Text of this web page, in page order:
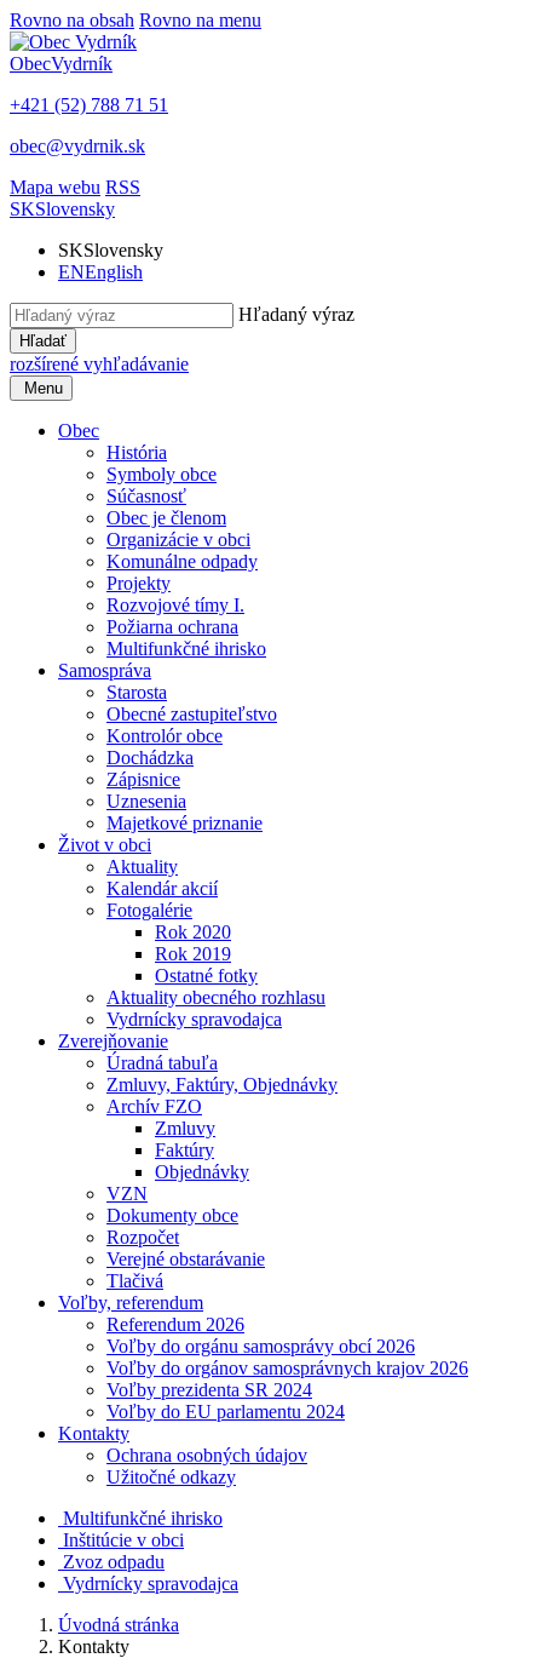
Rovno na obsah Rovno na menu
ObecVydrník
+421 (52) 788 71 51
obec@vydrnik.sk
Mapa webu RSS
SKSlovensky
SKSlovensky
ENEnglish
Hľadaný výraz
Hľadať
rozšírené vyhľadávanie
Menu
Obec
História
Symboly obce
Súčasnosť
Obec je členom
Organizácie v obci
Komunálne odpady
Projekty
Rozvojové tímy I.
Požiarna ochrana
Multifunkčné ihrisko
Samospráva
Starosta
Obecné zastupiteľstvo
Kontrolór obce
Dochádzka
Zápisnice
Uznesenia
Majetkové priznanie
Život v obci
Aktuality
Kalendár akcií
Fotogalérie
Rok 2020
Rok 2019
Ostatné fotky
Aktuality obecného rozhlasu
Vydrnícky spravodajca
Zverejňovanie
Úradná tabuľa
Zmluvy, Faktúry, Objednávky
Archív FZO
Zmluvy
Faktúry
Objednávky
VZN
Dokumenty obce
Rozpočet
Verejné obstarávanie
Tlačivá
Voľby, referendum
Referendum 2026
Voľby do orgánu samosprávy obcí 2026
Voľby do orgánov samosprávnych krajov 2026
Voľby prezidenta SR 2024
Voľby do EU parlamentu 2024
Kontakty
Ochrana osobných údajov
Užitočné odkazy
Multifunkčné ihrisko
Inštitúcie v obci
Zvoz odpadu
Vydrnícky spravodajca
Úvodná stránka
Kontakty